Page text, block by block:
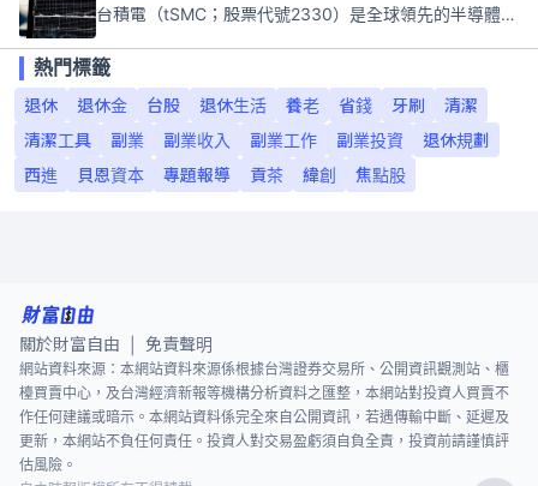
台積電（tSMC；股票代號2330）是全球領先的半導體代工公司，成立於1987年，總部位於台灣新竹。且已於美國、日本、德國及中國設廠，台積電是全球首家專業積體電路製造服務公司，也是全球最先進和最大規模的半導體代工廠。
熱門標籤
退休
退休金 台股 退休生活 養老 省錢 牙刷
清潔
清潔工具
副業 副業收入 副業工作 副業投資
退休規劃
西進
貝恩資本 專題報導 貢茶 緯創 焦點股
關於財富自由 免責聲明
網站資料來源：本網站資料來源係根據台灣證券交易所、公開資訊觀測站、櫃
檯買賣中心，及台灣經濟新報等機構分析資料之匯整，本網站對投資人買賣不
作任何建議或暗示。本網站資料係完全來自公開資訊，若遇傳輸中斷、延遲及
更新，本網站不負任何責任。投資人對交易盈虧須自負全責，投資前請謹慎評
估風險。